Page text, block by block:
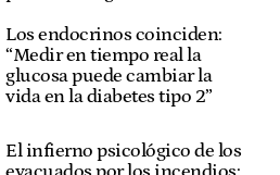
Los endocrinos coinciden:
“Medir en tiempo real la
glucosa puede cambiar la
vida en la diabetes tipo 2”
El infierno psicológico de los